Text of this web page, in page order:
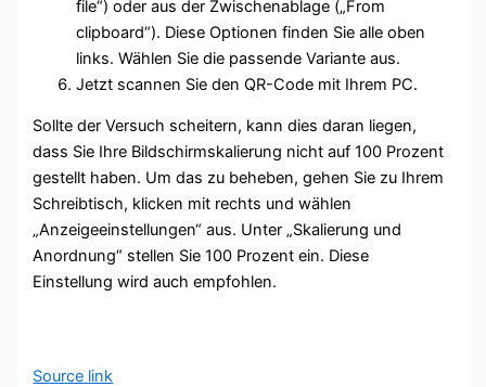
file“) oder aus der Zwischenablage („From
clipboard“). Diese Optionen finden Sie alle oben
links. Wählen Sie die passende Variante aus.
Jetzt scannen Sie den QR-Code mit Ihrem PC.
Sollte der Versuch scheitern, kann dies daran liegen,
dass Sie Ihre Bildschirmskalierung nicht auf 100 Prozent
gestellt haben. Um das zu beheben, gehen Sie zu Ihrem
Schreibtisch, klicken mit rechts und wählen
„Anzeigeeinstellungen“ aus. Unter „Skalierung und
Anordnung“ stellen Sie 100 Prozent ein. Diese
Einstellung wird auch empfohlen.
Source link